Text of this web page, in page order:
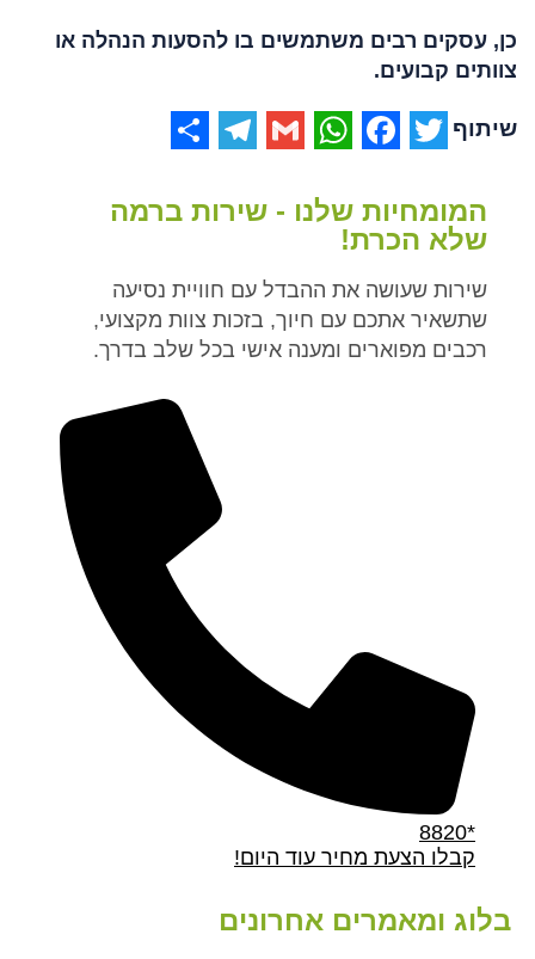
כן, עסקים רבים משתמשים בו להסעות הנהלה או
צוותים קבועים.
המומחיות שלנו - שירות ברמה
שלא הכרת!
שירות שעושה את ההבדל עם חוויית נסיעה
שתשאיר אתכם עם חיוך, בזכות צוות מקצועי,
רכבים מפוארים ומענה אישי בכל שלב בדרך.
*8820
קבלו הצעת מחיר עוד היום!
בלוג ומאמרים אחרונים